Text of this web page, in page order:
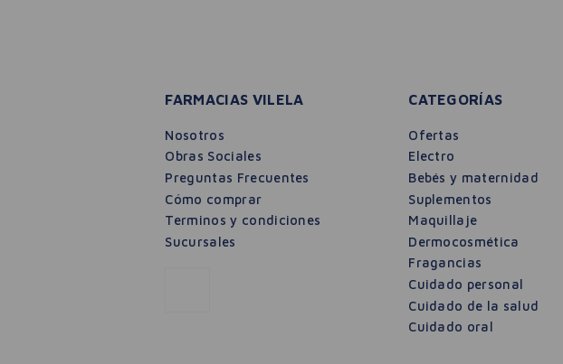
FARMACIAS VILELA
Nosotros
Obras Sociales
Preguntas Frecuentes
Cómo comprar
Terminos y condiciones
Sucursales
CATEGORÍAS
Ofertas
Electro
Bebés y maternidad
Suplementos
Maquillaje
Dermocosmética
Fragancias
Cuidado personal
Cuidado de la salud
Cuidado oral